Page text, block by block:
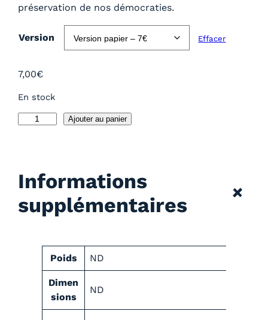
préservation de nos démocraties.
Version Effacer
7,00€
En stock
t
i
t
Ajouter au panier
Informations
supplémentaires
+
A
t
t
r
V
a
l
Poids ND
Dimen
sions
ND